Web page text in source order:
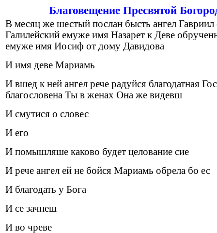
Благовещение Пресвятой
В месяц же шестый послан бысть ангел Гавриил
Галилейский емуже имя Назарет к Деве
емуже имя Иосиф от дому Давидова
И имя деве Мариамь
И вшед к ней ангел рече радуйся благодатная
благословена Ты в женах Она же видевш
И смутися о словес
И его
И помышляше каково будет целование сие
И рече ангел ей не бойся Мариамь обрела бо ес
И благодать у Бога
И се зачнеш
И во чреве